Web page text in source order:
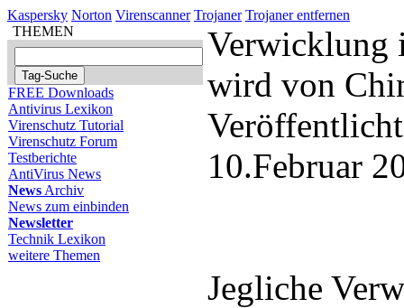
Kaspersky Norton Virenscanner Trojaner Trojaner entfernen
THEMEN
FREE Downloads
Antivirus Lexikon
Virenschutz Tutorial
Virenschutz Forum
Testberichte
AntiVirus News
News Archiv
News zum einbinden
Newsletter
Technik Lexikon
weitere Themen
Verwicklung
wird von
10.Februar
Jegliche